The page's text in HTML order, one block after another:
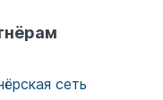
сеть